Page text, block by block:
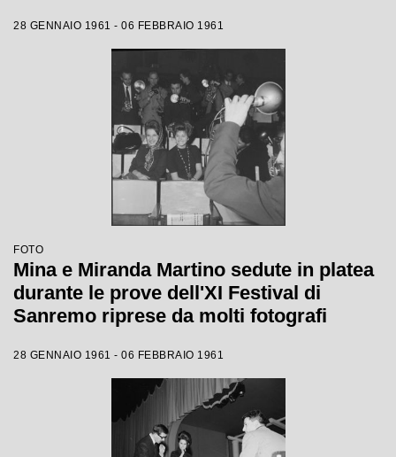
28 GENNAIO 1961 - 06 FEBBRAIO 1961
FOTO
Mina e Miranda Martino sedute in platea
durante le prove dell'XI Festival di
Sanremo riprese da molti fotografi
28 GENNAIO 1961 - 06 FEBBRAIO 1961